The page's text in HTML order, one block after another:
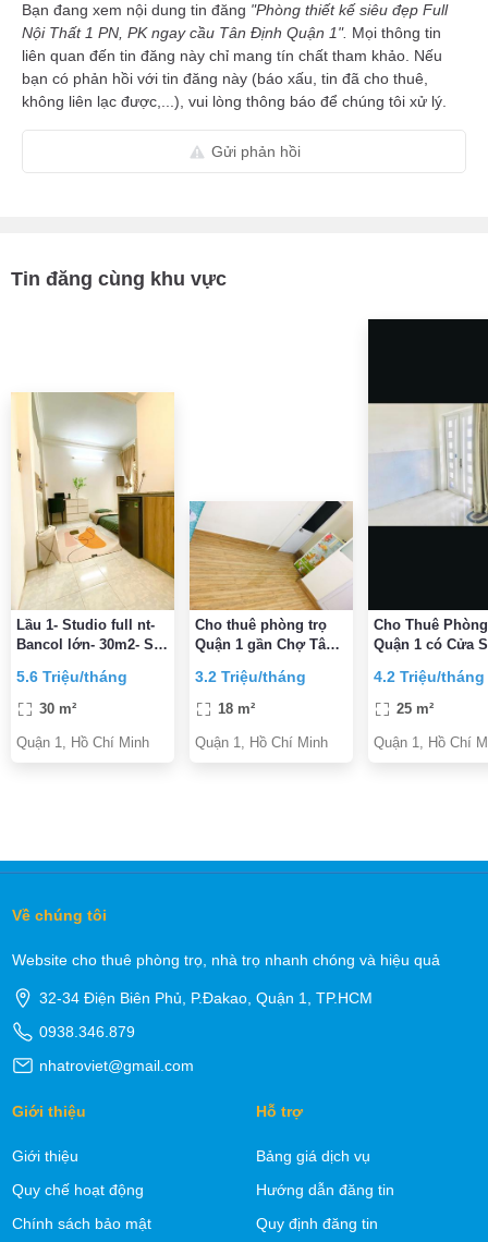
Bạn đang xem nội dung tin đăng "Phòng thiết kế siêu đẹp Full
Nội Thất 1 PN, PK ngay cầu Tân Định Quận 1". Mọi thông tin
liên quan đến tin đăng này chỉ mang tín chất tham khảo. Nếu
bạn có phản hồi với tin đăng này (báo xấu, tin đã cho thuê,
không liên lạc được,...), vui lòng thông báo để chúng tôi xử lý.
Gửi phản hồi
Tin đăng cùng khu vực
Lầu 1- Studio full nt-
Bancol lớn- 30m2- Số
5.6 Triệu/tháng
30 m²
Quận 1, Hồ Chí Minh
Cho thuê phòng trọ
Quận 1 gần Chợ Tân
giấc tự do, FREE chỗ
gửi xe
3.2 Triệu/tháng
18 m²
Quận 1, Hồ Chí Minh
Cho Thuê Phòng
Quận 1 có Cửa
gần chợ Tân
4.2 Triệu/tháng
25 m²
Quận 1, Hồ Chí
Về chúng tôi
Website cho thuê phòng trọ, nhà trọ nhanh chóng và hiệu quả
32-34 Điện Biên Phủ, P.Đakao, Quận 1, TP.HCM
0938.346.879
nhatroviet@gmail.com
Giới thiệu
Giới thiệu
Quy chế hoạt động
Chính sách bảo mật
Hỗ trợ
Bảng giá dịch vụ
Hướng dẫn đăng tin
Quy định đăng tin